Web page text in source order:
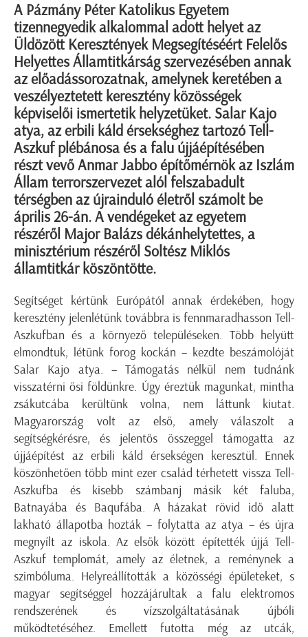
A Pázmány Péter Katolikus Egyetem
tizennegyedik alkalommal adott helyet az
Üldözött Keresztények Megsegítéséért Felelős
Helyettes Államtitkárság szervezésében annak
az előadássorozatnak, amelynek keretében a
veszélyeztetett keresztény közösségek
képviselői ismertetik helyzetüket. Salar Kajo
atya, az erbili káld érsekséghez tartozó Tell-
Aszkuf plébánosa és a falu újjáépítésében
részt vevő Anmar Jabbo építőmérnök az Iszlám
Állam terrorszervezet alól felszabadult
térségben az újrainduló életről számolt be
április 26-án. A vendégeket az egyetem
részéről Major Balázs dékánhelytettes, a
minisztérium részéről Soltész Miklós
államtitkár köszöntötte.
Segítséget kértünk Európától annak érdekében, hogy
keresztény jelenlétünk továbbra is fennmaradhasson Tell-
Aszkufban és a környező településeken. Több helyütt
elmondtuk, létünk forog kockán – kezdte beszámolóját
Salar Kajo atya. – Támogatás nélkül nem tudnánk
visszatérni ősi földünkre. Úgy éreztük magunkat, mintha
zsákutcába kerültünk volna, nem láttunk kiutat.
Magyarország volt az első, amely válaszolt a
segítségkérésre, és jelentős összeggel támogatta az
újjáépítést az erbili káld érsekségen keresztül. Ennek
köszönhetően több mint ezer család térhetett vissza Tell-
Aszkufba és kisebb számbanj másik két faluba,
Batnayába és Baqufába. A házakat rövid idő alatt
lakható állapotba hozták – folytatta az atya – és újra
megnyílt az iskola. Az elsők között építették újjá Tell-
Aszkuf templomát, amely az életnek, a reménynek a
szimbóluma. Helyreállították a közösségi épületeket, s
magyar segítséggel hozzájárultak a falu elektromos
rendszerének és vízszolgáltatásának újbóli
működtetéséhez. Emellett futotta még az utcák,